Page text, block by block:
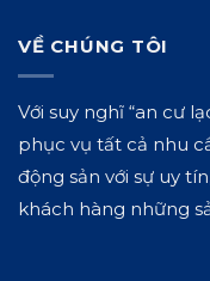
VỀ CHÚNG TÔI
Với suy nghĩ “an cư
phục vụ tất cả nhu
động sản với sự uy
khách hàng những